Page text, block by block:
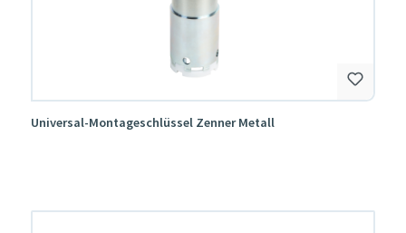
Universal-Montageschlüssel Zenner Metall